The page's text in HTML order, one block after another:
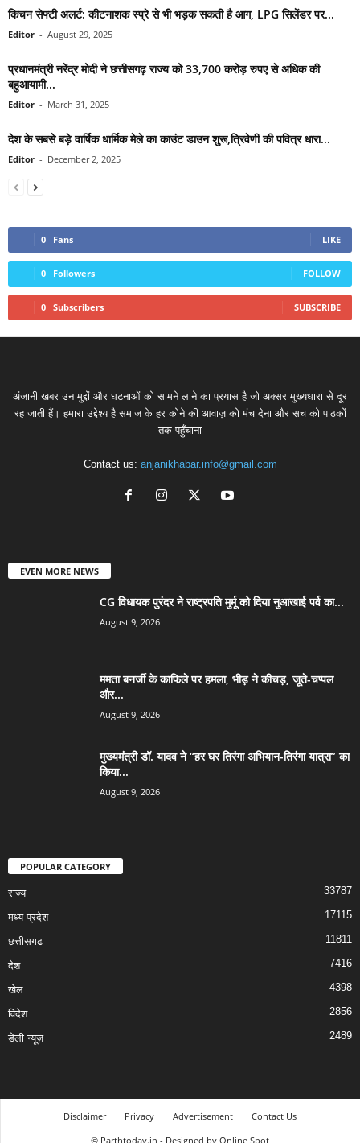
किचन सेफ्टी अलर्ट: कीटनाशक स्प्रे से भी भड़क सकती है आग, LPG सिलेंडर पर...
Editor - August 29, 2025
प्रधानमंत्री नरेंद्र मोदी ने छत्तीसगढ़ राज्य को 33,700 करोड़ रुपए से अधिक की
बहुआयामी...
Editor - March 31, 2025
देश के सबसे बड़े वार्षिक धार्मिक मेले का काउंट डाउन शुरू,त्रिवेणी की पवित्र धारा...
Editor - December 2, 2025
0 Fans LIKE
0 Followers FOLLOW
0 Subscribers SUBSCRIBE
अंजानी खबर उन मुद्दों और घटनाओं को सामने लाने का प्रयास है जो अक्सर मुख्यधारा से दूर
रह जाती हैं। हमारा उद्देश्य है समाज के हर कोने की आवाज़ को मंच देना और सच को पाठकों
तक पहुँचाना
Contact us: anjanikhabar.info@gmail.com
EVEN MORE NEWS
CG विधायक पुरंदर ने राष्ट्रपति मुर्मू को दिया नुआखाई पर्व का...
August 9, 2026
ममता बनर्जी के काफिले पर हमला, भीड़ ने कीचड़, जूते-चप्पल
और...
August 9, 2026
मुख्यमंत्री डॉ. यादव ने “हर घर तिरंगा अभियान-तिरंगा यात्रा” का
किया...
August 9, 2026
POPULAR CATEGORY
राज्य 33787
मध्य प्रदेश 17115
छत्तीसगढ 11811
देश 7416
खेल 4398
विदेश 2856
डेली न्यूज़ 2489
Disclaimer Privacy Advertisement
Contact Us
© Parthtoday.in - Designed by Online Spot